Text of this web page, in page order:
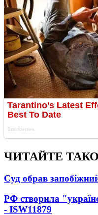
ЧИТАЙТЕ
Суд обрав
РФ створила
- ISW11879